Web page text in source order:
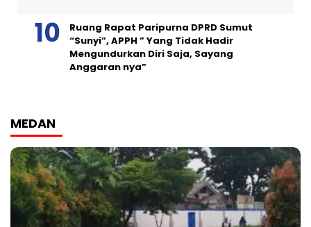
Ruang Rapat Paripurna DPRD Sumut
“Sunyi”, APPH ” Yang Tidak Hadir
Mengundurkan Diri Saja, Sayang
Anggaran nya”
MEDAN